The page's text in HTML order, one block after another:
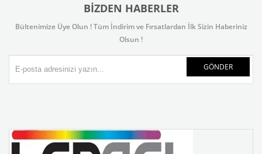
BIZDEN HABERLER
Bültenimize Üye Olun ! Tüm İndirim ve Fırsatlardan İlk Sizin Haberiniz
Olsun !
GÖNDER